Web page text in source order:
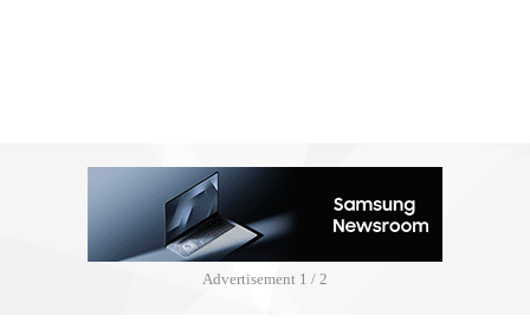
Advertisement 2 / 2